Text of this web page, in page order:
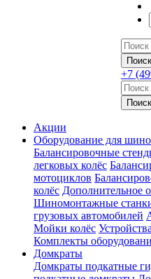
+7
Акции
Оборудование для
Балансировочные
легковых колёс
мотоциклов
колёс Дополнительное
Шиномонтажные
грузовых автомобилей
Мойки колёс
Комплекты
Домкраты
Домкраты подкатные